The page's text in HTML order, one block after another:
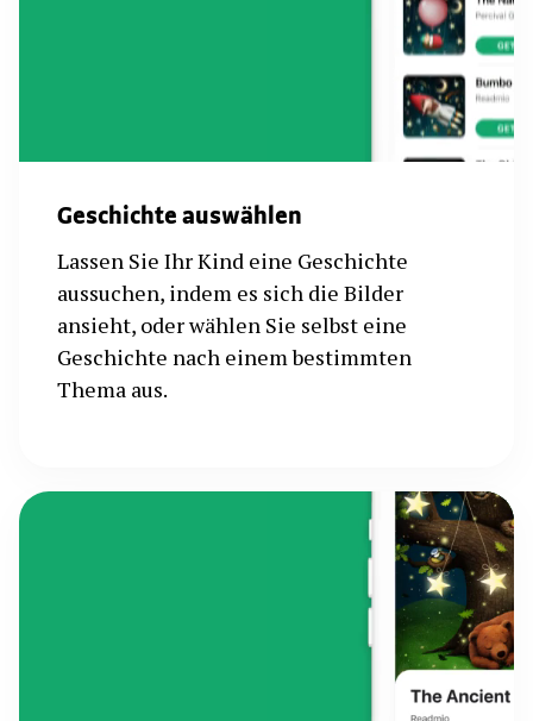
Geschichte auswählen
Lassen Sie Ihr Kind eine Geschichte
aussuchen, indem es sich die Bilder
ansieht, oder wählen Sie selbst eine
Geschichte nach einem bestimmten
Thema aus.